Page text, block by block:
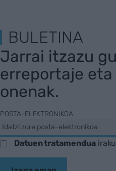
BULETINA
Jarrai itzazu
erreportaje
onenak.
POSTA-ELEKTRONIKOA
Datuen tratamendua